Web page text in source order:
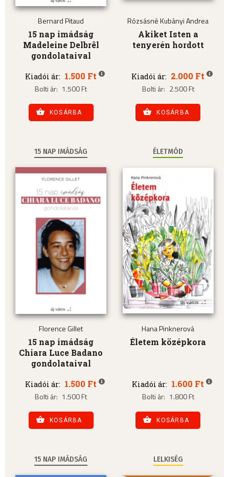
Bernard Pitaud
15 nap imádság
Madeleine Delbrêl
gondolataival
Kiadói ár: 1.500 Ft
Bolti ár: 1.500 Ft
KOSÁRBA
Rózsásné Kubányi Andrea
Akiket Isten a
tenyerén hordott
Kiadói ár: 2.000 Ft
Bolti ár: 2.500 Ft
KOSÁRBA
15 NAP IMÁDSÁG
Florence Gillet
15 nap imádság
Chiara Luce Badano
gondolataival
Kiadói ár: 1.500 Ft
Bolti ár: 1.500 Ft
KOSÁRBA
ÉLETMÓD
Hana Pinknerová
Életem középkora
Kiadói ár: 1.600 Ft
Bolti ár: 1.800 Ft
KOSÁRBA
15 NAP IMÁDSÁG LELKISÉG